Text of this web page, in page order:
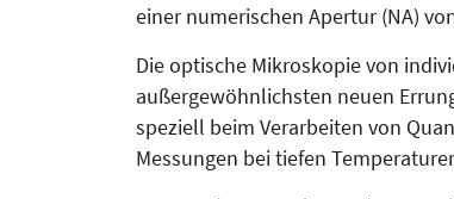
einer numerischen Apertur (NA)
Die optische Mikroskopie von
außergewöhn­lichsten neuen
speziell beim Ver­arbeiten von
Mes­sungen bei tiefen